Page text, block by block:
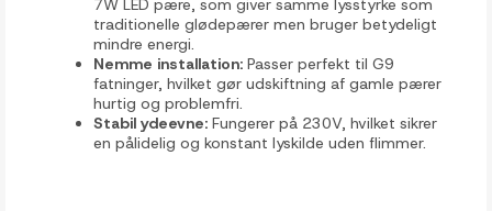
7W LED pære, som giver samme lysstyrke som
traditionelle glødepærer men bruger betydeligt
mindre energi.
Nemme installation: Passer perfekt til G9
fatninger, hvilket gør udskiftning af gamle pærer
hurtig og problemfri.
Stabil ydeevne: Fungerer på 230V, hvilket sikrer
en pålidelig og konstant lyskilde uden flimmer.